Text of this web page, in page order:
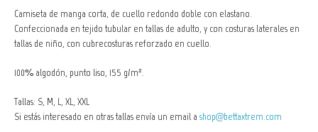
Camiseta de manga corta, de cuello redondo doble con elastano.
Confeccionada en tejido tubular en tallas de adulto, y con costuras laterales en
tallas de niño, con cubrecosturas reforzado en cuello.
100% algodón, punto liso, 155 g/m².
Tallas: S, M, L, XL, XXL
Si estás interesado en otras tallas envía un email a shop@bettaxtrem.com